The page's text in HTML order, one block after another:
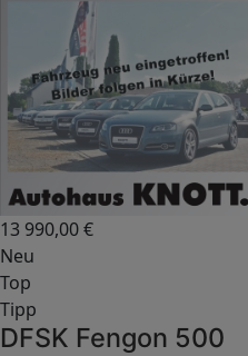
13 990,00€
Neu
Top
Tipp
DFSK Fengon 500